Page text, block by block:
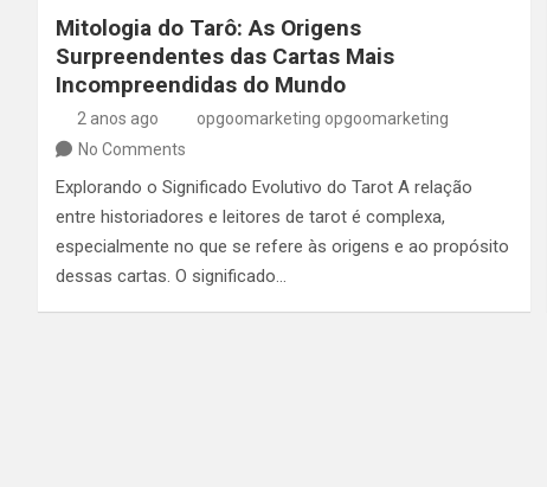
Mitologia do Tarô: As Origens
Surpreendentes das Cartas Mais
Incompreendidas do Mundo
2 anos ago
opgoomarketing opgoomarketing
No Comments
Explorando o Significado Evolutivo do Tarot A relação
entre historiadores e leitores de tarot é complexa,
especialmente no que se refere às origens e ao propósito
dessas cartas. O significado…